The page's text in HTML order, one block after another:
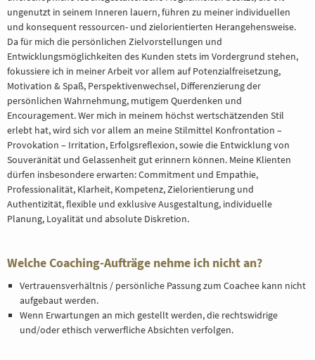
ungenutzt in seinem Inneren lauern, führen zu meiner individuellen
und konsequent ressourcen- und zielorientierten Herangehensweise.
Da für mich die persönlichen Zielvorstellungen und
Entwicklungsmöglichkeiten des Kunden stets im Vordergrund stehen,
fokussiere ich in meiner Arbeit vor allem auf Potenzialfreisetzung,
Motivation & Spaß, Perspektivenwechsel, Differenzierung der
persönlichen Wahrnehmung, mutigem Querdenken und
Encouragement. Wer mich in meinem höchst wertschätzenden Stil
erlebt hat, wird sich vor allem an meine Stilmittel Konfrontation –
Provokation – Irritation, Erfolgsreflexion, sowie die Entwicklung von
Souveränität und Gelassenheit gut erinnern können. Meine Klienten
dürfen insbesondere erwarten: Commitment und Empathie,
Professionalität, Klarheit, Kompetenz, Zielorientierung und
Authentizität, flexible und exklusive Ausgestaltung, individuelle
Planung, Loyalität und absolute Diskretion.
Welche Coaching-Aufträge nehme ich nicht an?
Vertrauensverhältnis / persönliche Passung zum Coachee kann nicht
aufgebaut werden.
Wenn Erwartungen an mich gestellt werden, die rechtswidrige
und/oder ethisch verwerfliche Absichten verfolgen.